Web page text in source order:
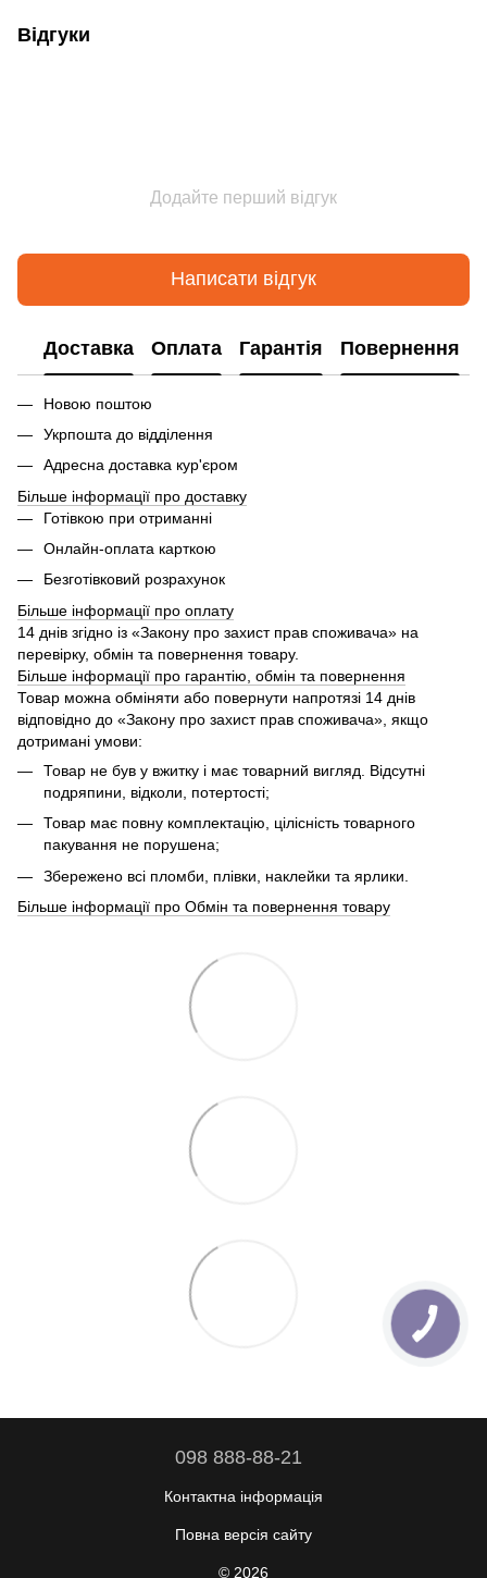
Відгуки
Додайте перший відгук
Написати відгук
Доставка Оплата Гарантія Повернення
Новою поштою
Укрпошта до відділення
Адресна доставка кур'єром
Більше інформації про доставку
Готівкою при отриманні
Онлайн-оплата карткою
Безготівковий розрахунок
Більше інформації про оплату
14 днів згідно із «Закону про захист прав споживача» на
перевірку, обмін та повернення товару.
Більше інформації про гарантію, обмін та повернення
Товар можна обміняти або повернути напротязі 14 днів
відповідно до «Закону про захист прав споживача», якщо
дотримані умови:
Товар не був у вжитку і має товарний вигляд. Відсутні
подряпини, відколи, потертості;
Товар має повну комплектацію, цілісність товарного
пакування не порушена;
Збережено всі пломби, плівки, наклейки та ярлики.
Більше інформації про Обмін та повернення товару
098 888-88-21
Контактна інформація
Повна версія сайту
© 2026